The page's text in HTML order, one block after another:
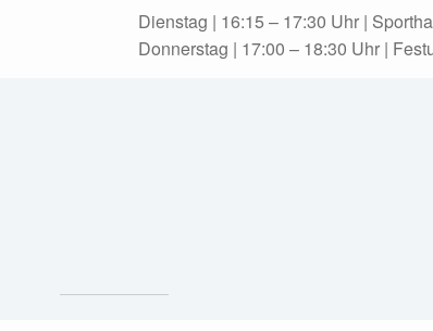
Dienstag | 16:15 – 17:30 Uhr |
Donnerstag | 17:00 – 18:30 Uhr |